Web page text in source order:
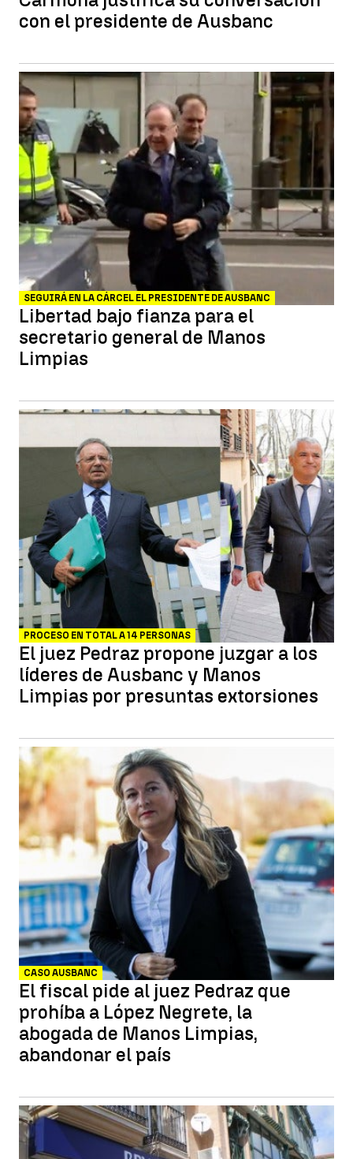
con el presidente de Ausbanc
SEGUIRÁ EN LA CÁRCEL EL PRESIDENTE DE AUSBANC
Libertad bajo fianza para el
secretario general de Manos
Limpias
PROCESO EN TOTAL A 14 PERSONAS
El juez Pedraz propone juzgar a los
líderes de Ausbanc y Manos
Limpias por presuntas extorsiones
CASO AUSBANC
El fiscal pide al juez Pedraz que
prohíba a López Negrete, la
abogada de Manos Limpias,
abandonar el país